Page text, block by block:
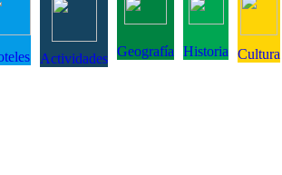
Actividades Geografía Historia Cultura